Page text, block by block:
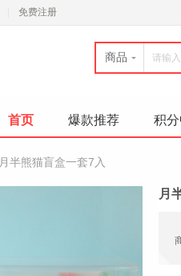
免费注册
商品
首页 爆款推荐 积
月半熊猫盲盒一套7入
月